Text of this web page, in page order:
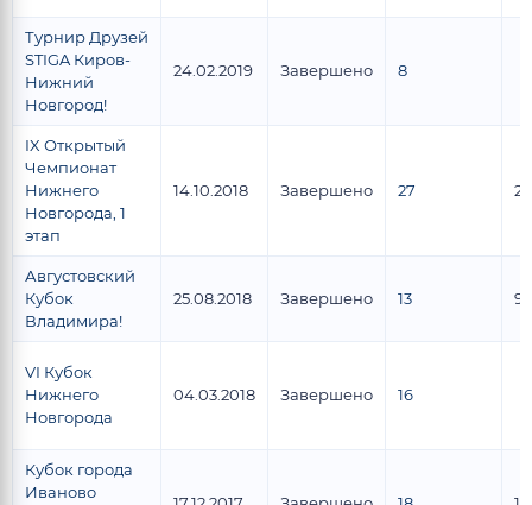
Турнир Друзей
STIGA Киров-
Нижний
Новгород!
24.02.2019 Завершено 8
IX Открытый
Чемпионат
Нижнего
Новгорода, 1
этап
14.10.2018 Завершено 27 23
Августовский
Кубок
Владимира!
25.08.2018 Завершено 13 9
VI Кубок
Нижнего
Новгорода
04.03.2018 Завершено 16
Кубок города
Иваново